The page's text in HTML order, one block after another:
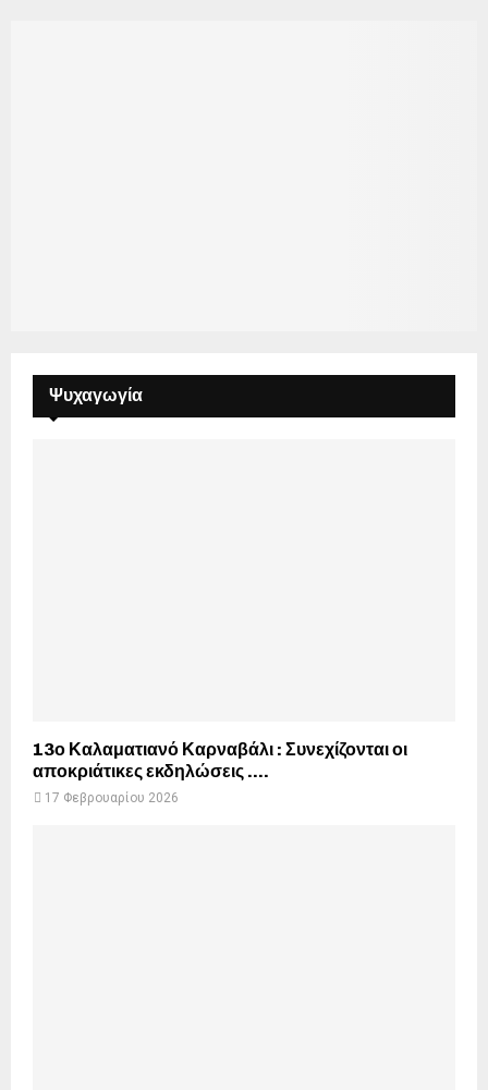
Ψυχαγωγία
13ο Καλαματιανό Καρναβάλι : Συνεχίζονται οι
αποκριάτικες εκδηλώσεις ….
17 Φεβρουαρίου 2026